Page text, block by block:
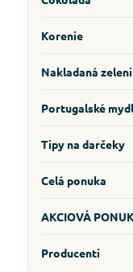
Korenie
Nakladaná
Portugalské
Tipy na darčeky
Celá ponuka
AKCIOVÁ
Producenti